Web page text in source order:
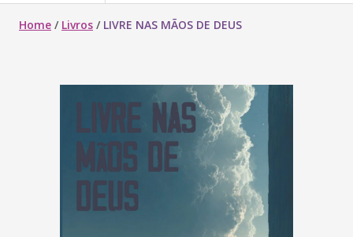
Home / Livros / LIVRE NAS MÃOS DE DEUS